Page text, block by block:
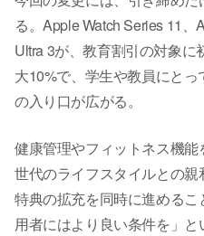
る。Apple Watch Series 11
Ultra 3が、教育割引の対象
大10%で、学生や教員にと
の入り口が広がる。
健康管理やフィットネス機
世代のライフスタイルとの
特典の拡充を同時に進める
用者にはより良い条件を」